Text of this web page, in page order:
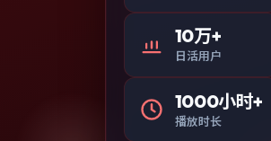
10万+
日活用户
1000小时+
播放时长